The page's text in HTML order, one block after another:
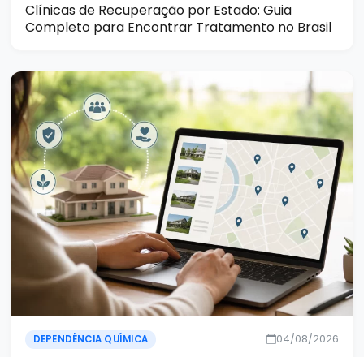
Clínicas de Recuperação por Estado: Guia
Completo para Encontrar Tratamento no Brasil
DEPENDÊNCIA QUÍMICA 04/08/2026